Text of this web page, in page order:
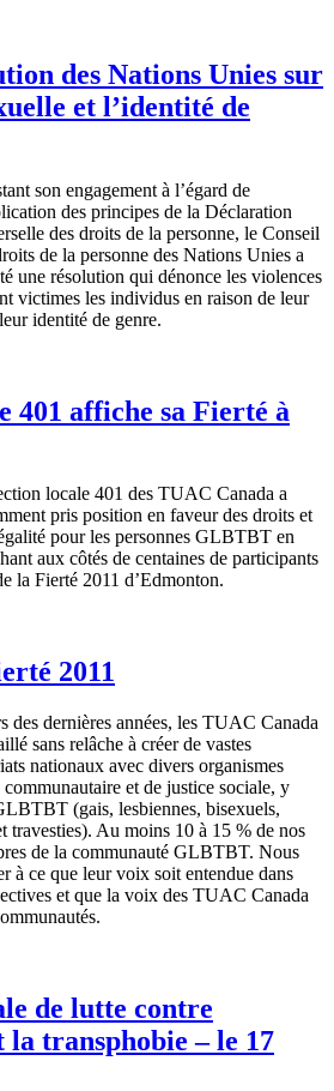
des Nations Unies sur
et l’identité de
son engagement à l’égard de
des principes de la Déclaration
des droits de la personne, le Conseil
de la personne des Nations Unies a
une résolution qui dénonce les violences
victimes les individus en raison de leur
identité de genre.
401 affiche sa Fierté à
locale 401 des TUAC Canada a
pris position en faveur des droits et
pour les personnes GLBTBT en
aux côtés de centaines de participants
la Fierté 2011 d’Edmonton.
2011
des dernières années, les TUAC Canada
sans relâche à créer de vastes
nationaux avec divers organismes
communautaire et de justice sociale, y
(gais, lesbiennes, bisexuels,
travesties). Au moins 10 à 15 % de nos
de la communauté GLBTBT. Nous
à ce que leur voix soit entendue dans
et que la voix des TUAC Canada
de lutte contre
transphobie – le 17